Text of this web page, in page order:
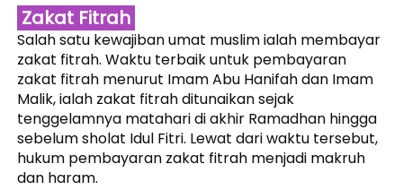
Zakat Fitrah
Salah satu kewajiban umat muslim ialah membayar
zakat fitrah. Waktu terbaik untuk pembayaran
zakat fitrah menurut Imam Abu Hanifah dan Imam
Malik, ialah zakat fitrah ditunaikan sejak
tenggelamnya matahari di akhir Ramadhan hingga
sebelum sholat Idul Fitri. Lewat dari waktu tersebut,
hukum pembayaran zakat fitrah menjadi makruh
dan haram.